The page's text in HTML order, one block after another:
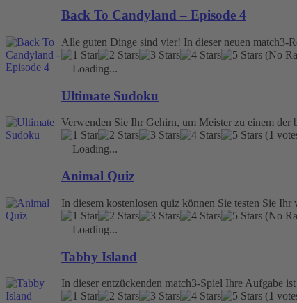
Back To Candyland – Episode 4
Alle guten Dinge sind vier! In dieser neuen match3-
(No
Loading...
Ultimate Sudoku
Verwenden Sie Ihr Gehirn, um Meister zu einem der
(1
Loading...
Animal Quiz
In diesem kostenlosen quiz können Sie testen Sie
(No
Loading...
Tabby Island
In dieser entzückenden match3-Spiel Ihre Aufgabe
(1